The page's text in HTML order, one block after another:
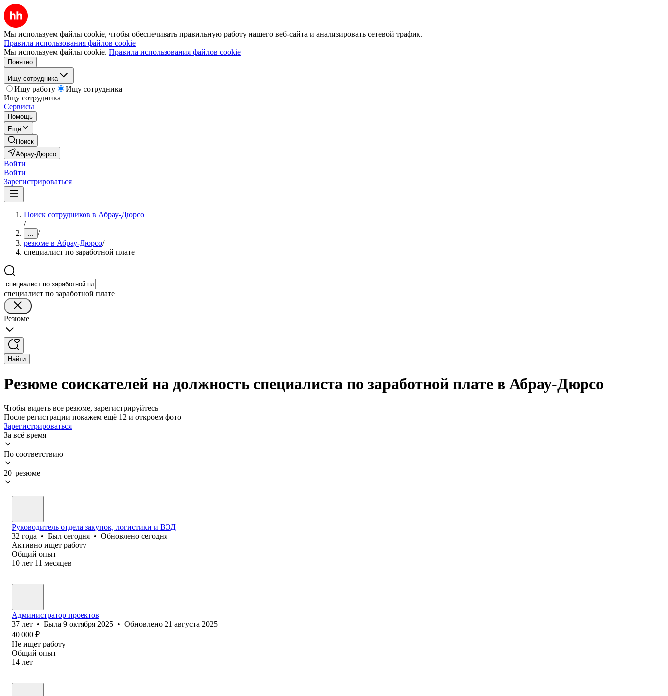
Мы используем файлы cookie, чтобы обеспечивать правильную работу нашего веб-сайта и анализировать сетевой трафик.
Правила использования файлов cookie
Мы используем файлы cookie. Правила использования файлов cookie
Понятно
Ищу сотрудника
Ищу работу
Ищу сотрудника
Ищу сотрудника
Сервисы
Помощь
Ещё
Поиск
Абрау-Дюрсо
Войти
Войти
Зарегистрироваться
Поиск сотрудников в Абрау-Дюрсо
/
... /
резюме в Абрау-Дюрсо/
специалист по заработной плате
специалист по заработной плате
Резюме
Найти
Резюме соискателей на должность специалиста по заработной плате в Абрау-Дюрсо
Чтобы видеть все резюме, зарегистрируйтесь
После регистрации покажем ещё 12 и откроем фото
Зарегистрироваться
За всё время
По соответствию
20 резюме
Руководитель отдела закупок, логистики и ВЭД
32 года • Был сегодня • Обновлено сегодня
Активно ищет работу
Общий опыт
10 лет 11 месяцев
Администратор проектов
37 лет • Была 9 октября 2025 • Обновлено 21 августа 2025
40 000 ₽
Не ищет работу
Общий опыт
14 лет